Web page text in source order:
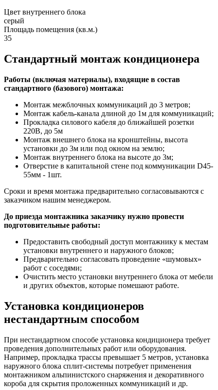
Цвет внутреннего блока
серый
Площадь помещения (кв.м.)
35
Стандартный монтаж кондиционера
Работы (включая материалы), входящие в состав
стандартного (базового) монтажа:
Монтаж межблочных коммуникаций до 3 метров;
Монтаж кабель-канала длиной до 1м для коммуникаций;
Прокладка силового кабеля до ближайшей розетки
220В, до 5м
Монтаж внешнего блока на кронштейны, высота
установки до 3м или под окном на землю;
Монтаж внутреннего блока на высоте до 3м;
Отверстие в капитальной стене под коммуникации D45-
55мм - 1шт.
Сроки и время монтажа предварительно согласовываются с
заказчиком нашим менеджером.
До приезда монтажника заказчику нужно провести
подготовительные работы:
Предоставить свободный доступ монтажнику к местам
установки внутреннего и наружного блоков;
Предварительно согласовать проведение «шумовых»
работ с соседями;
Очистить место установки внутреннего блока от мебели
и других объектов, которые помешают работе.
Установка кондиционеров
нестандартным способом
При нестандартном способе установка кондиционера требует
проведения дополнительных работ или оборудования.
Например, прокладка трассы превышает 5 метров, установка
наружного блока сплит-системы потребует применения
монтажником альпинистского снаряжения и декоративного
короба для скрытия проложенных коммуникаций и др.